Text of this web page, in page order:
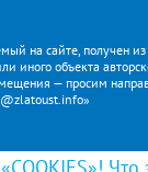
на сайте, получен
иного объекта
— просим